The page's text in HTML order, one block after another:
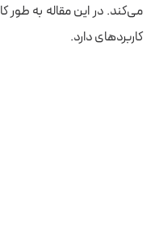
می‌کند. در این مقاله به
کاربردهای دارد.